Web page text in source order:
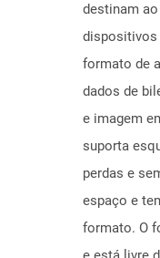
destinam
dispositivos
formato de
dados de
e imagem
suporta
perdas e
espaço e
formato. O